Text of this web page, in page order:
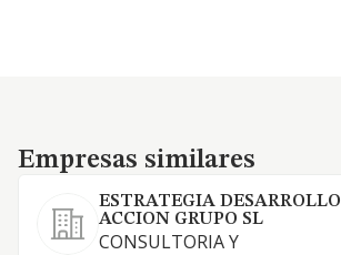
Empresas similares
Empresas similares
ESTRATEGIA DESARROLLO
ACCION GRUPO SL
CONSULTORIA Y